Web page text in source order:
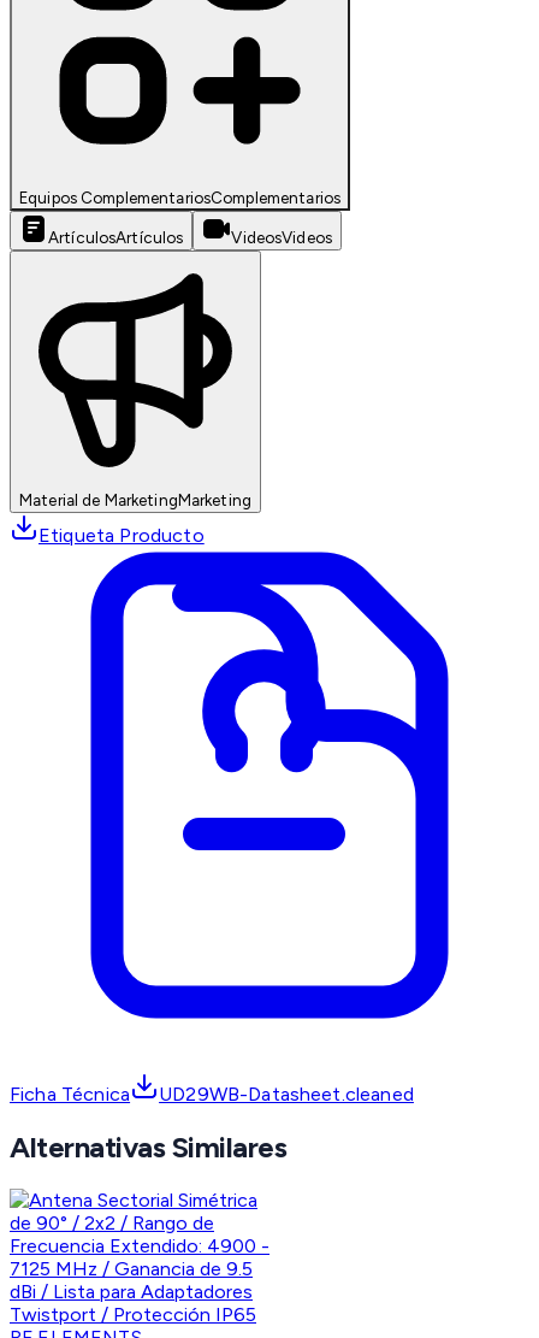
Equipos ComplementariosComplementarios
ArtículosArtículos VideosVideos
Material de MarketingMarketing
Etiqueta Producto
Ficha Técnica UD29WB-Datasheet.cleaned
Alternativas Similares